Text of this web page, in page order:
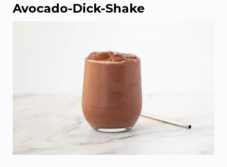
Avocado-Dick-Shake